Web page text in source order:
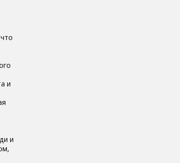
и
и